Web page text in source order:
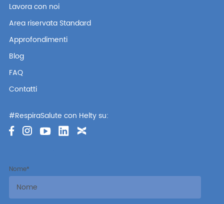
Lavora con noi
Area riservata Standard
Approfondimenti
Blog
FAQ
Contatti
#RespiraSalute con Helty su:
Nome*